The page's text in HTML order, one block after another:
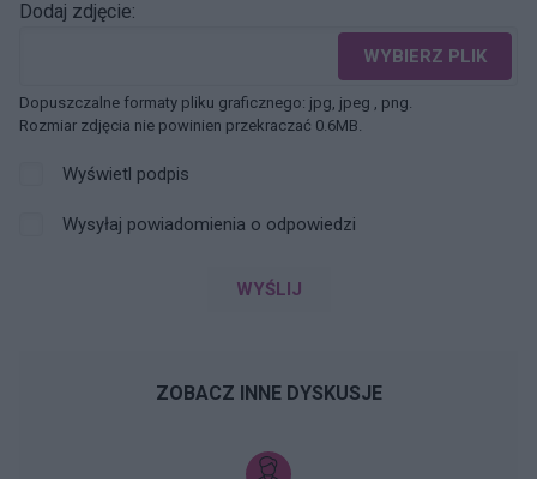
Dodaj zdjęcie:
WYBIERZ PLIK
Dopuszczalne formaty pliku graficznego: jpg, jpeg , png.
Rozmiar zdjęcia nie powinien przekraczać 0.6MB.
Wyświetl podpis
Wysyłaj powiadomienia o odpowiedzi
WYŚLIJ
ZOBACZ INNE DYSKUSJE